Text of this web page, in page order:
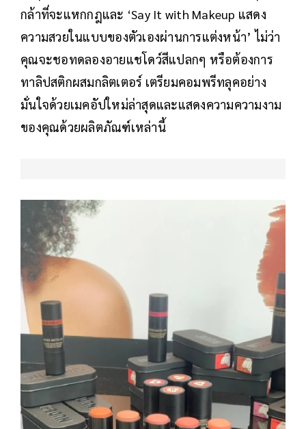
กล้าที่จะแหกกฎและ ‘Say It with Makeup แสดง
ความสวยในแบบของตัวเองผ่านการแต่งหน้า’ ไม่ว่า
คุณจะชอทดลองอายแชโดว์สีแปลกๆ หรือต้องการ
ทาลิปสติกผสมกลิตเตอร์ เตรียมคอมพรีทลุคอย่าง
มั่นใจด้วยเมคอัปใหม่ล่าสุดและแสดงความความงาม
ของคุณด้วยผลิตภัณฑ์เหล่านี้